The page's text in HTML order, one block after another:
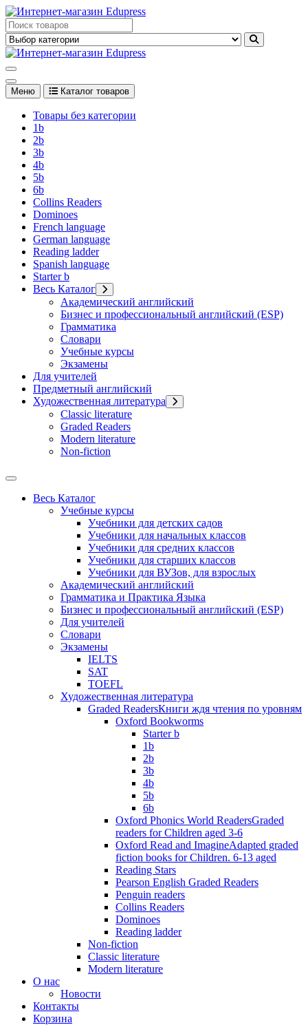
Перейти
к
содержимому
Edupress Uzbekistan, Edupress Узбекистан, книги, учебники на
английском языке
английском языке
Меню Каталог товаров
Товары без категории
1b
2b
3b
4b
5b
6b
Collins Readers
Dominoes
French language
German language
Reading ladder
Spanish language
Starter b
Весь Каталог
Академический английский
Бизнес и профессиональный английский (ESP)
Грамматика
Словари
Учебные курсы
Экзамены
Для учителей
Предметный английский
Художественная литература
Classic literature
Graded Readers
Modern literature
Non-fiction
Весь Каталог
Учебные курсы
Учебники для детских садов
Учебники для начальных классов
Учебники для средних классов
Учебники для старших классов
Учебники для ВУЗов, для взрослых
Академический английский
Грамматика и Практика Языка
Бизнес и профессиональный английский (ESP)
Для учителей
Словари
Экзамены
IELTS
SAT
TOEFL
Художественная литература
Graded ReadersКниги ждя чтения по уровням
Oxford Bookworms
Starter b
1b
2b
3b
4b
5b
6b
Oxford Phonics World ReadersGraded
readers for Children aged 3-6
Oxford Read and ImagineAdapted graded
fiction books for Children. 6-13 aged
Reading Stars
Pearson English Graded Readers
Penguin readers
Collins Readers
Dominoes
Reading ladder
Non-fiction
Classic literature
Modern literature
О нас
Новости
Контакты
Корзина